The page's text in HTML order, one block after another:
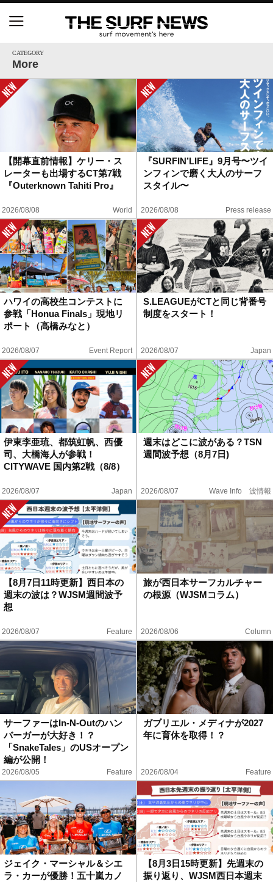
CATEGORY
More
【開幕直前情報】ケリー・ス
レーターも出場するCT第7戦
『Outerknown Tahiti Pro』
2026/08/08 World
『SURFIN’LIFE』9月号〜ツイ
ンフィンで磨く大人のサーフ
スタイル〜
2026/08/08 Press release
ハワイの高校生コンテストに
参戦「Honua Finals」現地リ
ポート（高橋みなと）
2026/08/07 Event Report
S.LEAGUEがCTと同じ背番号
制度をスタート！
2026/08/07 Japan
伊東李亜琉、都筑虹帆、西優
司、大橋海人が参戦！
CITYWAVE 国内第2戦（8/8）
2026/08/07 Japan
週末はどこに波がある？TSN
週間波予想（8月7日)
2026/08/07 Wave Info 波情報
【8月7日11時更新】西日本の
週末の波は？WJSM週間波予
想
2026/08/07 Feature
旅が西日本サーフカルチャー
の根源（WJSMコラム）
2026/08/06 Column
サーファーはIn-N-Outのハン
バーガーが大好き！？
「SnakeTales」のUSオープン
編が公開！
2026/08/05 Feature
ガブリエル・メディナが2027
年に育休を取得！？
2026/08/04 Feature
ジェイク・マーシャル＆シエ
ラ・カーが優勝！五十嵐カノ
【8月3日15時更新】先週末の
振り返り、WJSM西日本週末
【五十嵐カノア独占インタビュー】旧友レオ、ジャ
ックとの豪華プライベートセッション
S.ONE ショート＆ロング開幕戦・現地リポート（高
橋みなと）
ニュース
特集
試合
ハウツー
ホリデースタイル
ウェストジャパン
イベント・リリース
FOLLOW US ON